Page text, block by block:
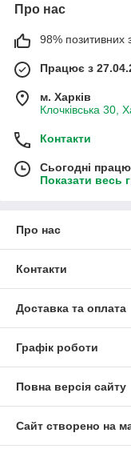
Про нас
98% позитивних з
Працює з
м. Харків
Клочківська 30,
Контакти
Сьогодні
Показати весь
Про нас
Контакти
Доставка та оплата
Графік роботи
Повна версія сайту
Сайт створено на